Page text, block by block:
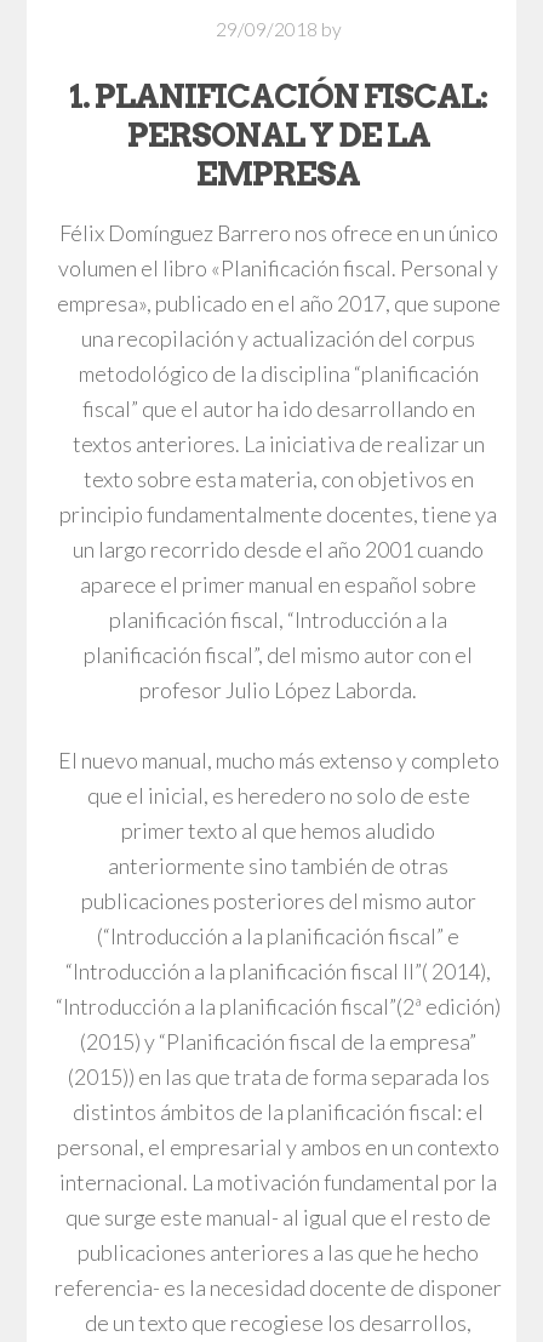
29/09/2018 by
1. PLANIFICACIÓN FISCAL:
PERSONAL Y DE LA
EMPRESA
Félix Domínguez Barrero nos ofrece en un único
volumen el libro «Planificación fiscal. Personal y
empresa», publicado en el año 2017, que supone
una recopilación y actualización del corpus
metodológico de la disciplina “planificación
fiscal” que el autor ha ido desarrollando en
textos anteriores. La iniciativa de realizar un
texto sobre esta materia, con objetivos en
principio fundamentalmente docentes, tiene ya
un largo recorrido desde el año 2001 cuando
aparece el primer manual en español sobre
planificación fiscal, “Introducción a la
planificación fiscal”, del mismo autor con el
profesor Julio López Laborda.
El nuevo manual, mucho más extenso y completo
que el inicial, es heredero no solo de este
primer texto al que hemos aludido
anteriormente sino también de otras
publicaciones posteriores del mismo autor
(“Introducción a la planificación fiscal” e
“Introducción a la planificación fiscal II”( 2014),
“Introducción a la planificación fiscal”(2ª edición)
(2015) y “Planificación fiscal de la empresa”
(2015)) en las que trata de forma separada los
distintos ámbitos de la planificación fiscal: el
personal, el empresarial y ambos en un contexto
internacional. La motivación fundamental por la
que surge este manual- al igual que el resto de
publicaciones anteriores a las que he hecho
referencia- es la necesidad docente de disponer
de un texto que recogiese los desarrollos,